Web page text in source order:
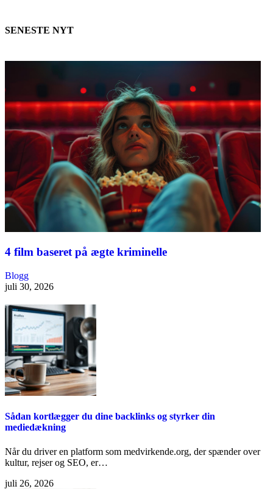
SENESTE NYT
4 film baseret på ægte kriminelle
Blogg
juli 30, 2026
Sådan kortlægger du dine backlinks og styrker din
mediedækning
Når du driver en platform som medvirkende.org, der spænder over
kultur, rejser og SEO, er…
juli 26, 2026